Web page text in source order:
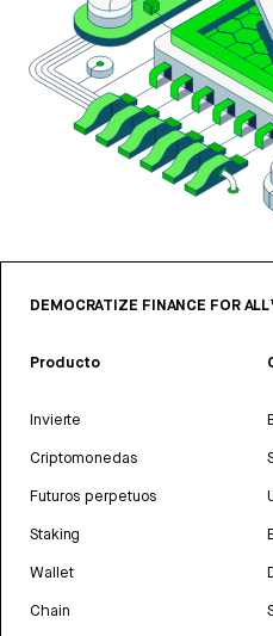
DEMOCRATIZE FINANCE FOR
Producto
Invierte
Criptomonedas
Futuros perpetuos
Staking
Wallet
Chain